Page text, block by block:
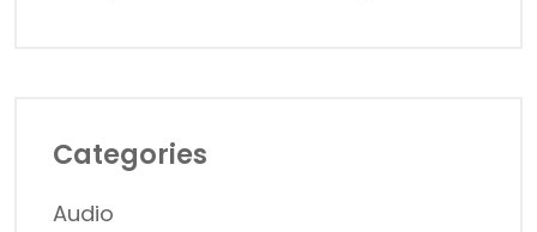
Categories
Audio